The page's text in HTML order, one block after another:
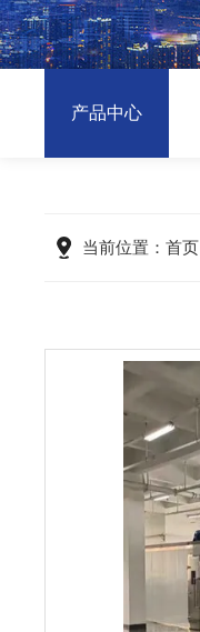
产品中心
当前位置：首页